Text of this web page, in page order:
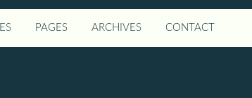
PAGES ARCHIVES CONTACT